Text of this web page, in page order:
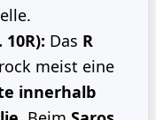
Das R
meist eine
innerhalb